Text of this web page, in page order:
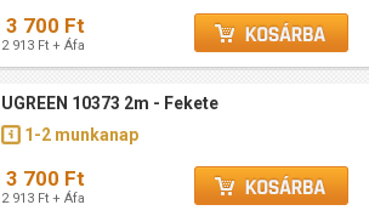
3 700 Ft
2 913 Ft + Áfa
UGREEN 10373 2m - Fekete
1-2 munkanap
3 700 Ft
2 913 Ft + Áfa